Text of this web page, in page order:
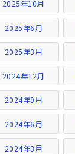
2025年10月
2025年6月
2025年3月
2024年12月
2024年9月
2024年6月
2024年3月